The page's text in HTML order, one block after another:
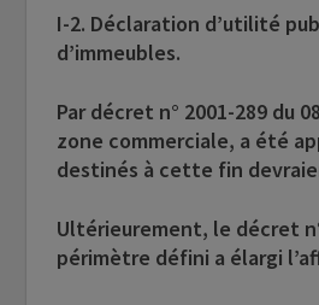
I-2. Déclaration d’utilité
d’immeubles.
Par décret n° 2001-289 du
zone commerciale, a été
destinés à cette fin
Ultérieurement, le décret
périmètre défini a élargi